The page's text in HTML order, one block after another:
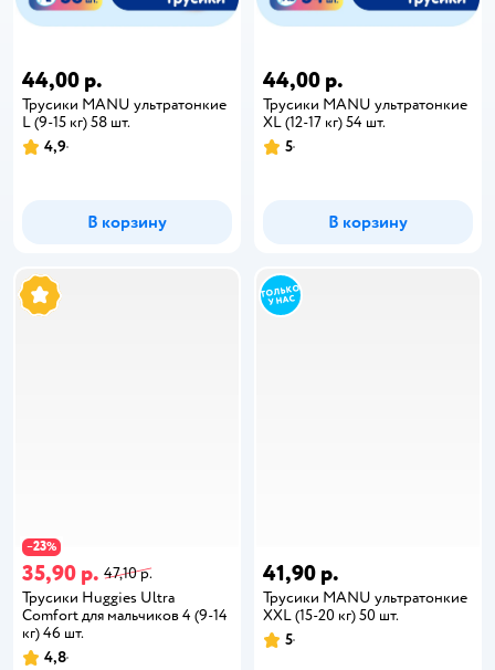
44,00 р.
Трусики MANU ультратонкие
L (9-15 кг) 58 шт.
4,9
В корзину
44,00 р.
Трусики MANU ультратонкие
XL (12-17 кг) 54 шт.
5
В корзину
−23%
35,90 р. 47,10 р.
Трусики Huggies Ultra
Comfort для мальчиков 4 (9-14
кг) 46 шт.
4,8
41,90 р.
Трусики MANU ультратонкие
XXL (15-20 кг) 50 шт.
5